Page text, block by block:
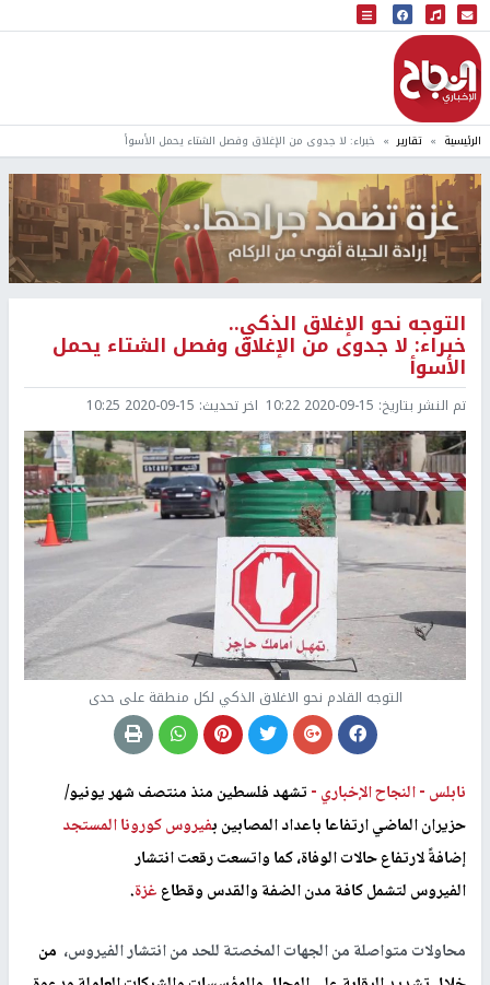
البث المباشر
إذاعة النجاح
الرئيسية تقارير خبراء: لا جدوى من الإغلاق وفصل الشتاء يحمل الأسوأ
التوجه نحو الإغلاق الذكي..
خبراء: لا جدوى من الإغلاق وفصل الشتاء يحمل
الأسوأ
تم النشر بتاريخ: 2020-09-15 10:22 اخر تحديث: 2020-09-15 10:25
التوجه القادم نحو الاغلاق الذكي لكل منطقة على حدى
نابلس -النجاح الإخباري -تشهدفلسطين منذ منتصف شهر يونيو/
حزيران الماضي ارتفاعا باعداد المصابين بفيروس كورونا المستجد
إضافةً لارتفاع حالات الوفاة، كما واتسعت رقعت انتشار
الفيروس لتشمل كافة مدن الضفة والقدس وقطاعغزة.
محاولات متواصلة من الجهات المخصتة للحد من انتشار الفيروس، من